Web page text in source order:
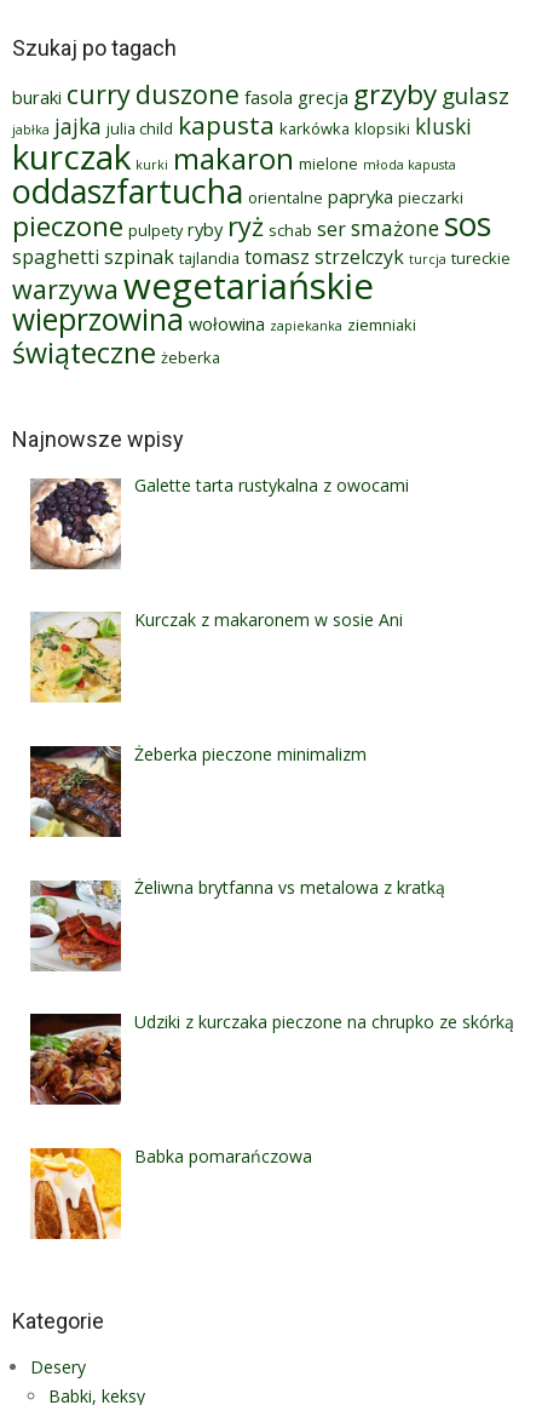
Szukaj po tagach
buraki curryduszone fasola grecja grzyby gulasz
jabłka jajka julia child kapusta karkówka klopsiki kluski
kurczak kurki makaron mielone młoda kapusta
oddaszfartucha orientalne papryka pieczarki
pieczone pulpety ryby ryż schab sersmażone sos
spaghetti szpinak tajlandia tomasz strzelczyk turcja tureckie
warzywa wegetariańskie
wieprzowina wołowina zapiekanka ziemniaki
świąteczne żeberka
Najnowsze wpisy
Galette tarta rustykalna z owocami
Kurczak z makaronem w sosie Ani
Żeberka pieczone minimalizm
Żeliwna brytfanna vs metalowa z kratką
Udziki z kurczaka pieczone na chrupko ze skórką
Babka pomarańczowa
Kategorie
Desery
Babki, keksy